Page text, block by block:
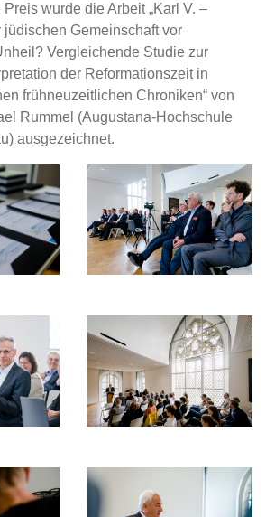
Preis wurde die Arbeit „Karl V. –
jüdischen Gemeinschaft vor
Vergleichende Studie zur
der Reformationszeit in
frühneuzeitlichen Chroniken“ von
Rummel (Augustana-Hochschule
ausgezeichnet.